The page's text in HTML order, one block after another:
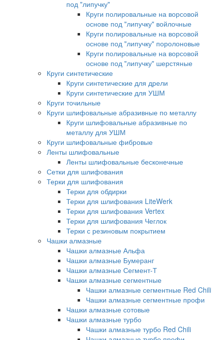
под "липучку"
Круги полировальные на ворсовой
основе под "липучку" войлочные
Круги полировальные на ворсовой
основе под "липучку" поролоновые
Круги полировальные на ворсовой
основе под "липучку" шерстяные
Круги синтетические
Круги синтетические для дрели
Круги синтетические для УШМ
Круги точильные
Круги шлифовальные абразивные по металлу
Круги шлифовальные абразивные по
металлу для УШМ
Круги шлифовальные фибровые
Ленты шлифовальные
Ленты шлифовальные бесконечные
Сетки для шлифования
Терки для шлифования
Терки для обдирки
Терки для шлифования LiteWerk
Терки для шлифования Vertex
Терки для шлифования Чеглок
Терки с резиновым покрытием
Чашки алмазные
Чашки алмазные Альфа
Чашки алмазные Бумеранг
Чашки алмазные Сегмент-Т
Чашки алмазные сегментные
Чашки алмазные сегментные Red Chili
Чашки алмазные сегментные профи
Чашки алмазные сотовые
Чашки алмазные турбо
Чашки алмазные турбо Red Chili